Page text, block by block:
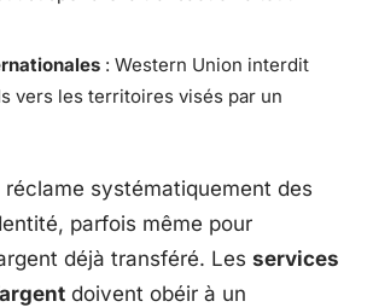
: Western Union interdit
vers les territoires visés par un
réclame systématiquement des
parfois même pour
déjà transféré. Les services
doivent obéir à un